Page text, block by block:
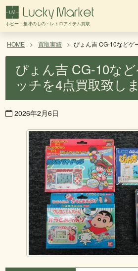
コ
ン
ッ
プ
ホビー・趣味のもの・レトロアイテム買取
HOME 買取実績 ぴょん吉 CG-10などゲーム
ぴょん吉 CG-10な
ッチを4点買取致し
2026年2月6日